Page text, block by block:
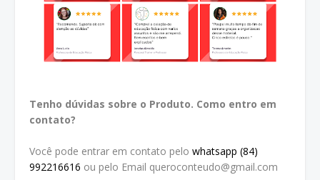
Tenho dúvidas sobre o Produto. Como entro em
contato?
Você pode entrar em contato pelo whatsapp (84)
992216616 ou pelo Email queroconteudo@gmail.com